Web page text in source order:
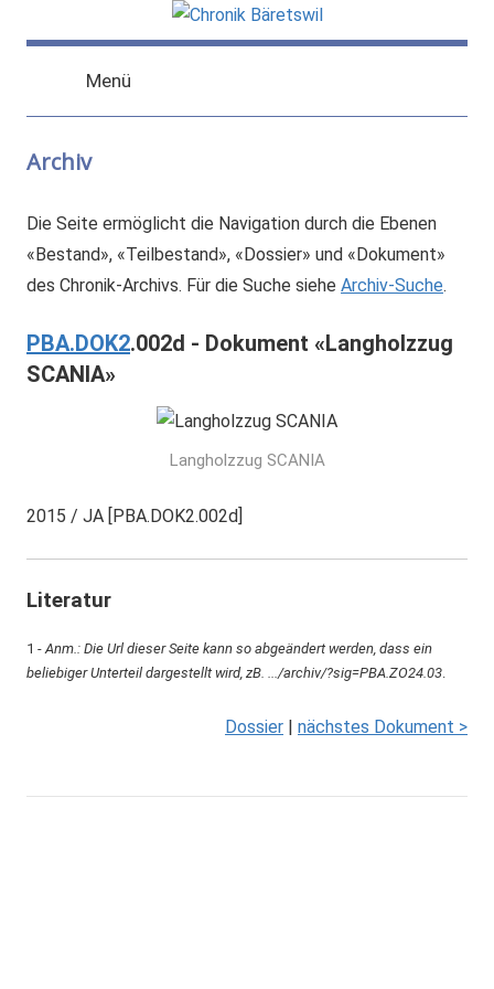
Inhalt chronik-
baeretswil.ch
baeretswil.ch
Menü
Archiv
Die Seite ermöglicht die Navigation durch die Ebenen
«Bestand», «Teilbestand», «Dossier» und «Dokument»
des Chronik-Archivs. Für die Suche siehe Archiv-Suche.
PBA.DOK2.002d - Dokument «Langholzzug
SCANIA»
Langholzzug SCANIA
2015 / JA [PBA.DOK2.002d]
Literatur
1 - Anm.: Die Url dieser Seite kann so abgeändert werden, dass ein
beliebiger Unterteil dargestellt wird, zB. .../archiv/?sig=PBA.ZO24.03
Dossier | nächstes Dokument >